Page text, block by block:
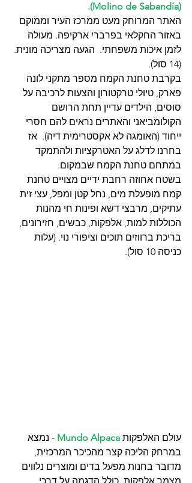
(Molino de Sabandía).
האתר המרוחק מעט ממרכז העיר וממוקם
באזור החקלאי בפרברי ארקיפה. מעולה
לזמן איכות משפחתי.  הגעה מצריכה מונית.
(14 סול).
בקרבת טחנת הקמח מספר מתקני לונה
פארק, טיולי טרקטורון והצעות לרכיבה על
סוסים, הילדים עדיין תחת הרושם
הקולומביאני והאתרים נראים להם חסרי
ייחוד (האומגה לא אקסטרימית דיה).  אז
בחרנו לדלג על האטרקציות ולהתמקד
במתחם טחנת הקמח שבמקום.
בשטח אחוזה רחבת ידיים מצויים טחנת
קמח מופעלת מים, נחל קטן ומפל, עצי זית
עתיקים, מרבצי דשא ופינות חי מהנות
הכוללות למות, אלפקות, כבשים, חזירונים,
בריכת ברווזים תוכים וציפורי נוי. (עלות
כניסה 10 סול).
עולם האלפקות Mundo Alpaca - נמצא
במרחק הליכה קצר מהכיכר המרכזית,
מדובר בחנות מפעל בדים ומוצרים נלווים